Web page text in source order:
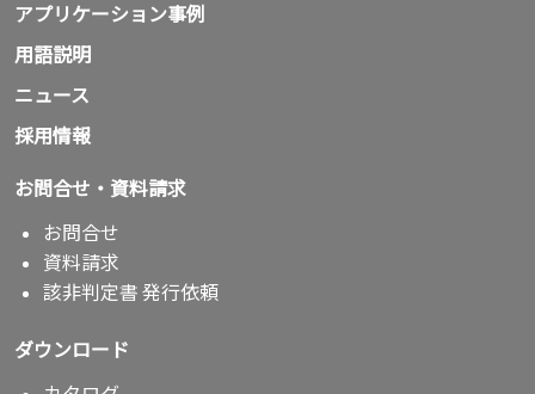
アプリケーション事例
用語説明
ニュース
採用情報
お問合せ・資料請求
お問合せ
資料請求
該非判定書 発行依頼
ダウンロード